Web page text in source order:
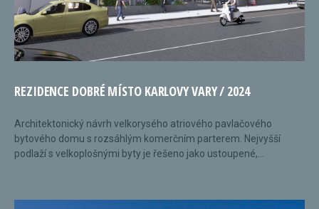
REZIDENCE DOBRÉ MÍSTO KARLOVY VARY / 2024
Architektonický návrh velkorysého atriového pavlačového
bytového domu s rozsáhlým komerčním parterem. Nejvyšší
podlaží s velkoplošnými byty je řešeno jako ustoupené,...